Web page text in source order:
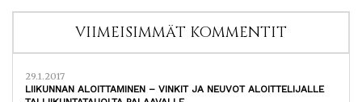
VIIMEISIMMÄT KOMMENTIT
29.1.2017
LIIKUNNAN ALOITTAMINEN – VINKIT JA NEUVOT ALOITTELIJALLE